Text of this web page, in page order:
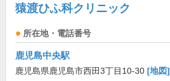
猿渡ひふ科クリニック
所在地・電話番号
鹿児島中央駅
鹿児島県鹿児島市西田3丁目10-30 [地図]